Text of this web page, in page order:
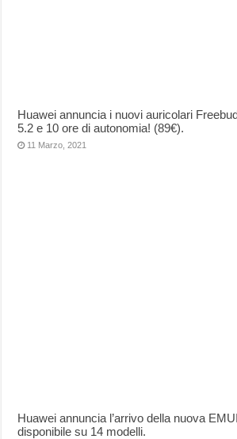
Huawei annuncia i nuovi auricolari
5.2 e 10 ore di autonomia! (89€).
11 Marzo, 2021
Huawei annuncia l’arrivo della nuova
disponibile su 14 modelli.